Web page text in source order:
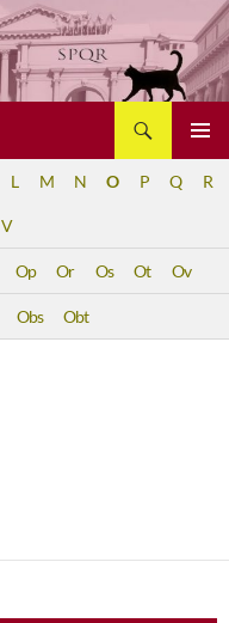
L M N O P Q R
V
Op Or Os Ot Ov
Obs Obt